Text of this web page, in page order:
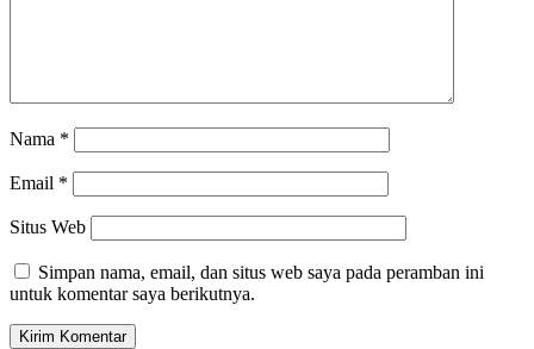
Nama *
Email *
Situs Web
Simpan nama, email, dan situs web saya pada peramban ini
untuk komentar saya berikutnya.